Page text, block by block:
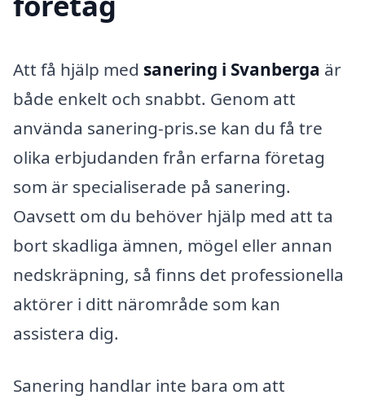
Att få hjälp med sanering i Svanberga är
både enkelt och snabbt. Genom att
använda sanering-pris.se kan du få tre
olika erbjudanden från erfarna företag
som är specialiserade på sanering.
Oavsett om du behöver hjälp med att ta
bort skadliga ämnen, mögel eller annan
nedskräpning, så finns det professionella
aktörer i ditt närområde som kan
assistera dig.
Sanering handlar inte bara om att